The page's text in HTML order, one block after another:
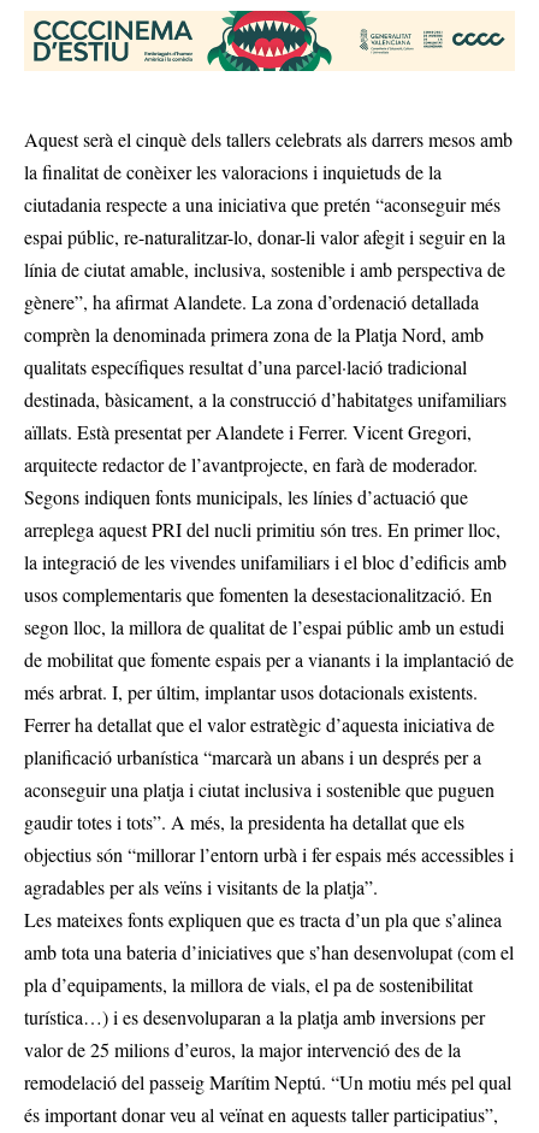
Aquest serà el cinquè dels tallers celebrats als darrers mesos amb
la finalitat de conèixer les valoracions i inquietuds de la
ciutadania respecte a una iniciativa que pretén “aconseguir més
espai públic, re-naturalitzar-lo, donar-li valor afegit i seguir en la
línia de ciutat amable, inclusiva, sostenible i amb perspectiva de
gènere”, ha afirmat Alandete. La zona d’ordenació detallada
comprèn la denominada primera zona de la Platja Nord, amb
qualitats específiques resultat d’una parcel·lació tradicional
destinada, bàsicament, a la construcció d’habitatges unifamiliars
aïllats. Està presentat per Alandete i Ferrer. Vicent Gregori,
arquitecte redactor de l’avantprojecte, en farà de moderador.
Segons indiquen fonts municipals, les línies d’actuació que
arreplega aquest PRI del nucli primitiu són tres. En primer lloc,
la integració de les vivendes unifamiliars i el bloc d’edificis amb
usos complementaris que fomenten la desestacionalització. En
segon lloc, la millora de qualitat de l’espai públic amb un estudi
de mobilitat que fomente espais per a vianants i la implantació de
més arbrat. I, per últim, implantar usos dotacionals existents.
Ferrer ha detallat que el valor estratègic d’aquesta iniciativa de
planificació urbanística “marcarà un abans i un després per a
aconseguir una platja i ciutat inclusiva i sostenible que puguen
gaudir totes i tots”. A més, la presidenta ha detallat que els
objectius són “millorar l’entorn urbà i fer espais més accessibles i
agradables per als veïns i visitants de la platja”.
Les mateixes fonts expliquen que es tracta d’un pla que s’alinea
amb tota una bateria d’iniciatives que s’han desenvolupat (com el
pla d’equipaments, la millora de vials, el pa de sostenibilitat
turística…) i es desenvoluparan a la platja amb inversions per
valor de 25 milions d’euros, la major intervenció des de la
remodelació del passeig Marítim Neptú. “Un motiu més pel qual
és important donar veu al veïnat en aquests taller participatius”,